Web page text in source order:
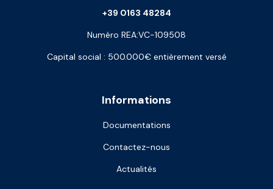
Informations
Documentations
Contactez-nous
Actualités
+39 0163 48284
Numéro REA:VC-109508
Capital social : 500.000€ entièrement versé